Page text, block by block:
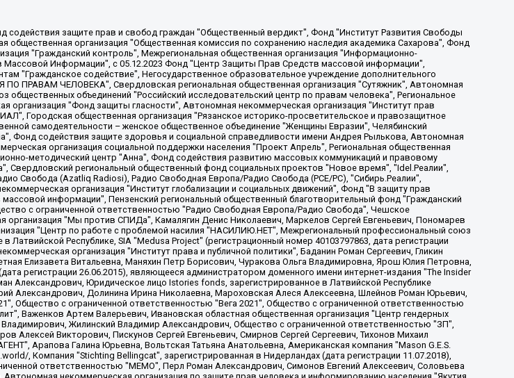
Общество с ограниченной ответственностью "Вега 2021", Общество с ограниченной ответственностью "Главный редактор 2021", Общество с ограниченной ответственностью "Ромашки монолит", Важенков Артем Валерьевич, Ивановская областная общественная организация "Центр гендерных исследований", Гурман Юрий Альбертович, Медиапроект "ОВД-Инфо", Егоров Владимир Владимирович, Жилинский Владимир Александрович, Общество с ограниченной ответственностью "ЗП", Иванова София Юрьевна, Карезина Инна Павловна, Кильтау Екатерина Викторовна, Петров Алексей Викторович, Пискунов Сергей Евгеньевич, Смирнов Сергей Сергеевич, Тихонов Михаил Сергеевич, Общество с ограниченной ответственностью "ЖУРНАЛИСТ-ИНОСТРАННЫЙ АГЕНТ", Арапова Галина Юрьевна, Вольтская Татьяна Анатольевна, Американская компания "Mason G.E.S. Anonymous Foundation" (США), являющаяся владельцем интернет-издания https://mnews.world/, Компания "Stichting Bellingcat", зарегистрированная в Нидерландах (дата регистрации 11.07.2018), Захаров Андрей Вячеславович, Клепиковская Екатерина Дмитриевна, Общество с ограниченной ответственностью "МЕМО", Перл Роман Александрович, Симонов Евгений Алексеевич, Соловьева Елена Анатольевна, Сотников Даниил Владимирович, Сурначева Елизавета Дмитриевна, Автономная некоммерческая организация по защите прав человека и информированию населения "Якутия – Наше Мнение", Общество с ограниченной ответственностью "Москоу диджитал медиа", с 26.01.2023 Общество с ограниченной ответственностью "Чайка Белые сады", Ветошкина Валерия Валерьевна, Заговора Максим Александрович, Межрегиональное общественное движение "Российская ЛГБТ - сеть", Оленичев Максим Владимирович, Павлов Иван Юрьевич, Скворцова Елена Сергеевна, Общество с ограниченной ответственностью "Как бы инагент", Кочетков Игорь Викторович, Общество с ограниченной ответственностью "Честные выборы", Еланчик Олег Александрович, Общество с ограниченной ответственностью "Нобелевский призыв", Гималова Регина Эмилевна, Григорьев Андрей Валерьевич, Григорьева Алина Александровна, Ассоциация по содействию защите прав призывников, альтернативнослужащих и военнослужащих "Правозащитная группа "Гражданин.Армия.Право", Хисамова Регина Фаритовна, Автономная некоммерческая организация по реализации социально-правовых программ "Лилит", Дальневосточное общественное движение "Маяк", Санкт-Петербургская ЛГБТ-инициативная группа "Выход", Инициативная группа ЛГБТ+ "Реверс", Алексеев Андрей Викторович, Бекбулатова Таисия Львовна, Беляев Иван Михайлович, Владыкина Елена Сергеевна, Гельман Марат Александрович, Никульшина Вероника Юрьевна, Толоконникова Надежда Андреевна, Шендерович Виктор Анатольевич, Общество с ограниченной ответственностью "Данное сообщение", Общество с ограниченной ответственностью Издательский дом "Новая глава", Айнбиндер Александра Александровна, Московский комьюнити-центр для ЛГБТ+инициатив, Благотворительный фонд развития филантропии, Deutsche Welle (Германия, Kurt-Schumacher-Strasse 3, 53113 Bonn), Борзунова Мария Михайловна, Воробьев Виктор Викторович, Голубева Анна Львовна, Константинова Алла Михайловна, Малкова Ирина Владимировна, Мурадов Мурад Абдулгалимович, Осетинская Елизавета Николаевна, Понасенков Евгений Николаевич, Ганапольский Матвей Юрьевич, Киселев Евгений Алексеевич, Борухович Ирина Григорьевна, Дремин Иван Тимофеевич, Дубровский Дмитрий Викторович, Красноярская региональная общественная организация поддержки и развития альтернативных образовательных технологий и межкультурных коммуникаций "ИНТЕРРА", Маяковская Екатерина Алексеевна, Фейгин Марк Захарович, Филимонов Андрей Викторович, Дзугкоева Регина Николаевна, Доброхотов Роман Александрович, Дудь Юрий Александрович, Елкин Сергей Владимирович, Кругликов Кирилл Игоревич, Сабунаева Мария Леонидовна, Семенов Алексей Владимирович, Шаинян Карен Багратович, Шульман Екатерина Михайловна, Асафьев Артур Валерьевич, Вахштайн Виктор Семенович, Венедиктов Алексей Алексеевич, Лушникова Екатерина Евгеньевна, Волков Леонид Михайлович, Невзоров Александр Глебович, Пархоменко Сергей Борисович, Сироткин Ярослав Николаевич, Кара-Мурза Владимир Владимирович, Баранова Наталья Владимировна, Гозман Леонид Яковлевич, Кагарлицкий Борис Юльевич, Климарев Михаил Валерьевич, Милов Владимир Станиславович, Автономная некоммерческая организация Краснодарский центр современного искусства "Типография", Моргенштерн Алишер Тагирович, Соболь Любовь Эдуардовна, Общество с ограниченной ответственностью "ЛИЗА НОРМ", Каспаров Гарри Кимович, Ходорковский Михаил Борисович, Общество с ограниченной ответственностью "Апрельские тезисы", Данилович Ирина Брониславовна, Кашин Олег Владимирович, Петров Николай Владимирович, Пивоваров Алексей Владимирович, Соколов Михаил Владимирович, Цветкова Юлия Владимировна, Чичваркин Евгений Александрович, Комитет против пыток/Команда против пыток, Общество с ограниченной ответственностью "Первый научный", Общество с ограниченной ответственностью "Вертолет и ко", Белоцерковская Вероника Борисовна, Кац Максим Евгеньевич, Лазарева Татьяна Юрьевна, Шаведдинов Руслан Табризович, Яшин Илья Валерьевич, Общество с ограниченной ответственностью "Иноагент ААВ", Алешковский Дмитрий Петрович, Альбац Евгения Марковна, Быков Дмитрий Львович, Галямина Юлия Евгеньевна, Лойко Сергей Леонидович, Мартынов Кирилл Константинович, Медведев Сергей Александрович, Крашенинников Федор Геннадиевич, Гордеева Катерина Вл